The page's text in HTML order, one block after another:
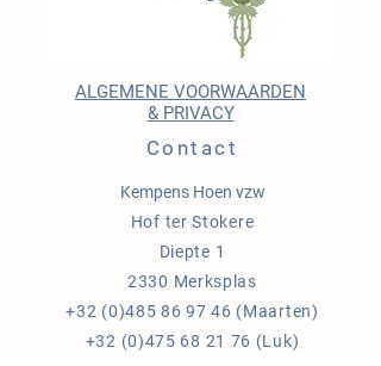
ALGEMENE VOORWAARDEN
& PRIVACY
Contact
Kempens Hoen vzw
Hof ter Stokere
Diepte 1
2330 Merksplas
+32 (0)485 86 97 46 (Maarten)
+32 (0)475 68 21 76 (Luk)